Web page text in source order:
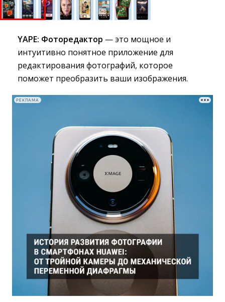
YAPE: Фоторедактор — это мощное и
интуитивно понятное приложение для
редактирования фотографий, которое
поможет преобразить ваши изображения.
РЕКЛАМА